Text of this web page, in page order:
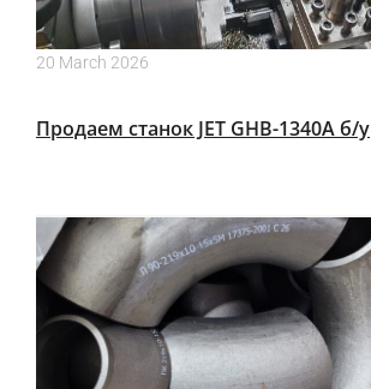
20 March 2026
Продаем станок JET GHB-1340A б/у